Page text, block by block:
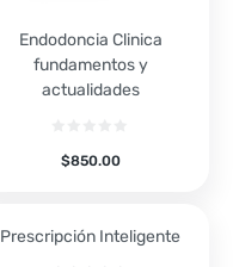
Endodoncia Clinica
fundamentos y
actualidades
$850.00
Prescripción Inteligente